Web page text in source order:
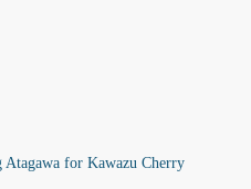
Atagawa for Kawazu Cherry